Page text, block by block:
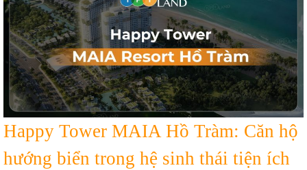
Happy Tower MAIA Hồ Tràm: Căn hộ
hướng biển trong hệ sinh thái tiện ích